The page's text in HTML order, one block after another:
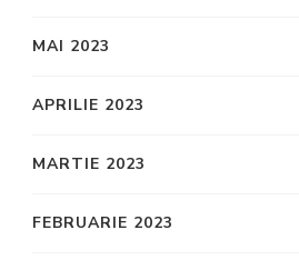
MAI 2023
APRILIE 2023
MARTIE 2023
FEBRUARIE 2023